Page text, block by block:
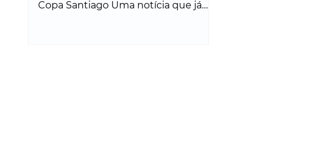
Copa Santiago Uma notícia que já